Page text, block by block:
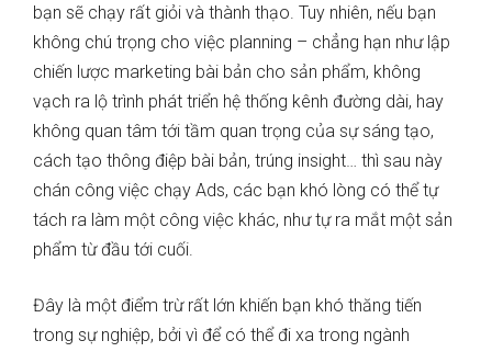
bạn sẽ chạy rất giỏi và thành thạo. Tuy nhiên, nếu bạn
không chú trọng cho việc planning – chẳng hạn như lập
chiến lược marketing bài bản cho sản phẩm, không
vạch ra lộ trình phát triển hệ thống kênh đường dài, hay
không quan tâm tới tầm quan trọng của sự sáng tạo,
cách tạo thông điệp bài bản, trúng insight… thì sau này
chán công việc chạy Ads, các bạn khó lòng có thể tự
tách ra làm một công việc khác, như tự ra mắt một sản
phẩm từ đầu tới cuối.
Đây là một điểm trừ rất lớn khiến bạn khó thăng tiến
trong sự nghiệp, bởi vì để có thể đi xa trong ngành